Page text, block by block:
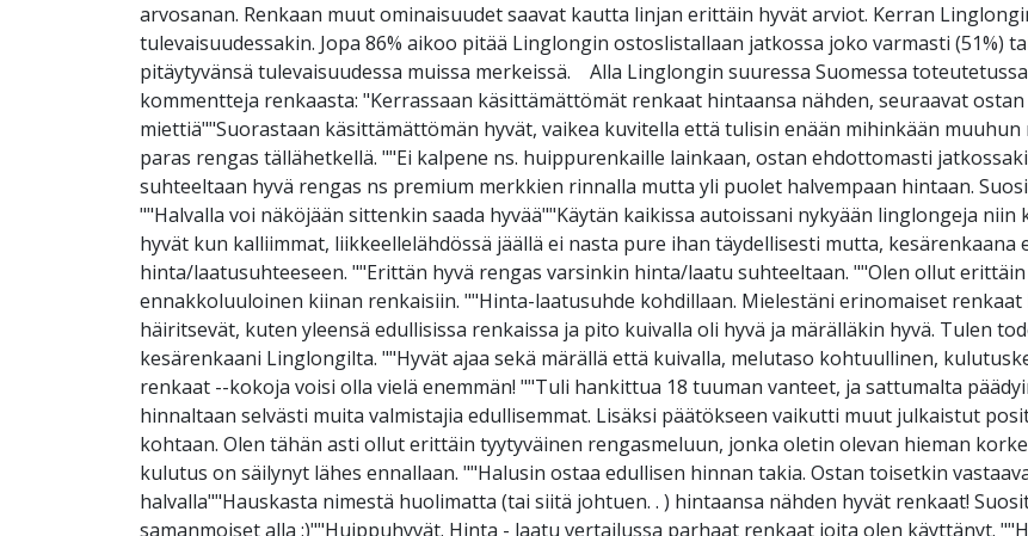
arvosanan. Renkaan muut ominaisuudet saavat kautta linjan erittäin hyvät arviot. Kerran
tulevaisuudessakin. Jopa 86% aikoo pitää Linglongin ostoslistallaan jatkossa joko varmasti (51%)
pitäytyvänsä tulevaisuudessa muissa merkeissä. Alla Linglongin suuressa Suomessa
kommentteja renkaasta: "Kerrassaan käsittämättömät renkaat hintaansa nähden, seuraavat
miettiä""Suorastaan käsittämättömän hyvät, vaikea kuvitella että tulisin enään mihinkään
paras rengas tällähetkellä. ""Ei kalpene ns. huippurenkaille lainkaan, ostan ehdottomasti
suhteeltaan hyvä rengas ns premium merkkien rinnalla mutta yli puolet halvempaan hintaan.
""Halvalla voi näköjään sittenkin saada hyvää""Käytän kaikissa autoissani nykyään linglongeja
hyvät kun kalliimmat, liikkeellelähdössä jäällä ei nasta pure ihan täydellisesti mutta,
hinta/laatusuhteeseen. ""Erittän hyvä rengas varsinkin hinta/laatu suhteeltaan. ""Olen ollut
ennakkoluuloinen kiinan renkaisiin. ""Hinta-laatusuhde kohdillaan. Mielestäni erinomaiset
häiritsevät, kuten yleensä edullisissa renkaissa ja pito kuivalla oli hyvä ja märälläkin hyvä. Tulen
kesärenkaani Linglongilta. ""Hyvät ajaa sekä märällä että kuivalla, melutaso kohtuullinen,
renkaat --kokoja voisi olla vielä enemmän! ""Tuli hankittua 18 tuuman vanteet, ja sattumalta
hinnaltaan selvästi muita valmistajia edullisemmat. Lisäksi päätökseen vaikutti muut julkaistut
kohtaan. Olen tähän asti ollut erittäin tyytyväinen rengasmeluun, jonka oletin olevan hieman
kulutus on säilynyt lähes ennallaan. ""Halusin ostaa edullisen hinnan takia. Ostan toisetkin
halvalla""Hauskasta nimestä huolimatta (tai siitä johtuen. . ) hintaansa nähden hyvät renkaat!
samanmoiset alla :)""Huippuhyvät. Hinta - laatu vertailussa parhaat renkaat joita olen käyttänyt.